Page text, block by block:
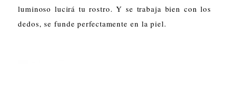
luminoso lucirá tu rostro. Y se trabaja bien con los
dedos, se funde perfectamente en la piel.